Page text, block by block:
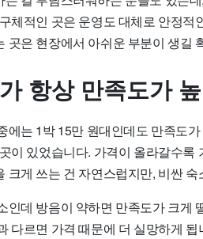
체적인 곳은 운영도 대체로 안정
곳은 현장에서 아쉬운 부분이 생길
항상 만족도가
에는 1박 15만 원대인데도 만족도
이 있었습니다. 가격이 올라갈수
크게 쓰는 건 자연스럽지만, 비싼
인데 방음이 약하면 만족도가 크게
다르면 가격 때문에 더 실망하게